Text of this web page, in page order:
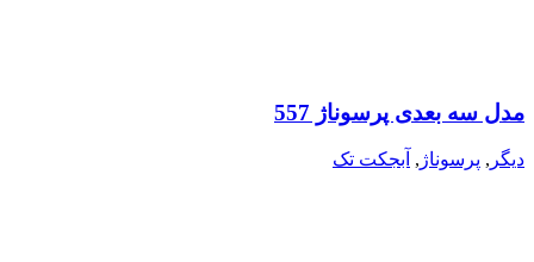
مدل سه بعدی پرسوناژ 557
دیگر , پرسوناژ , آبجکت تک